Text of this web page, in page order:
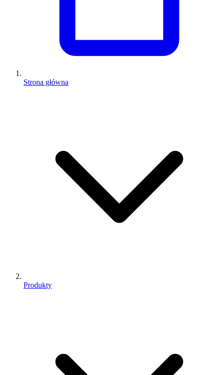
Strona główna
Produkty